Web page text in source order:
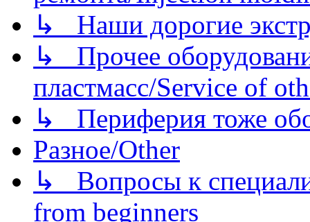
↳ Наши дорогие
↳ Прочее
пластмасс/Service of
↳ Периферия тоже
Разное/Other
↳ Вопросы к
from beginners